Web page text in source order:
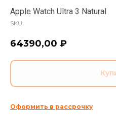
Apple Watch Ultra 3 Natural
SKU:
64390,00 ₽
Оформить в рассрочку